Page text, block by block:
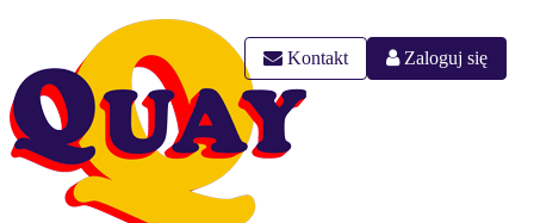
Kontakt Zaloguj się